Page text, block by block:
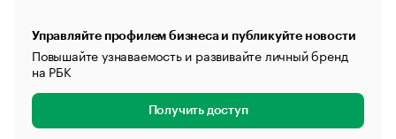
Управляйте профилем бизнеса и публикуйте новости
Повышайте узнаваемость и развивайте личный бренд
на РБК
Получить доступ